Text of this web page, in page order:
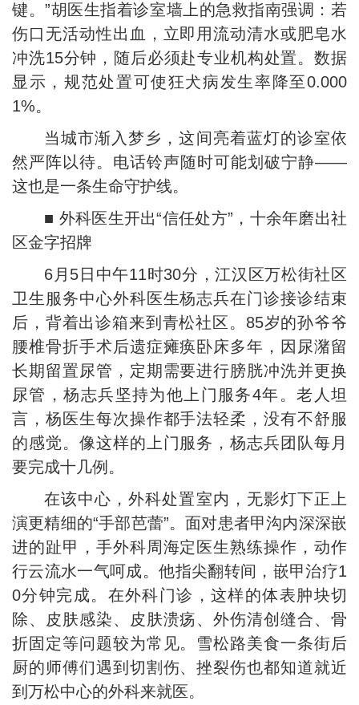
键。”胡医生指着诊室墙上的急救指南强调：若
伤口无活动性出血，立即用流动清水或肥皂水
冲洗15分钟，随后必须赴专业机构处置。数据
显示，规范处置可使狂犬病发生率降至0.000
1%。
当城市渐入梦乡，这间亮着蓝灯的诊室依
然严阵以待。电话铃声随时可能划破宁静——
这也是一条生命守护线。
■ 外科医生开出“信任处方”，十余年磨出社
区金字招牌
6月5日中午11时30分，江汉区万松街社区
卫生服务中心外科医生杨志兵在门诊接诊结束
后，背着出诊箱来到青松社区。85岁的孙爷爷
腰椎骨折手术后遗症瘫痪卧床多年，因尿潴留
长期留置尿管，定期需要进行膀胱冲洗并更换
尿管，杨志兵坚持为他上门服务4年。老人坦
言，杨医生每次操作都手法轻柔，没有不舒服
的感觉。像这样的上门服务，杨志兵团队每月
要完成十几例。
在该中心，外科处置室内，无影灯下正上
演更精细的“手部芭蕾”。面对患者甲沟内深深嵌
进的趾甲，手外科周海定医生熟练操作，动作
行云流水一气呵成。他指尖翻转间，嵌甲治疗1
0分钟完成。在外科门诊，这样的体表肿块切
除、皮肤感染、皮肤溃疡、外伤清创缝合、骨
折固定等问题较为常见。雪松路美食一条街后
厨的师傅们遇到切割伤、挫裂伤也都知道就近
到万松中心的外科来就医。